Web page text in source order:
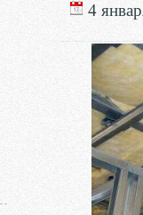
4